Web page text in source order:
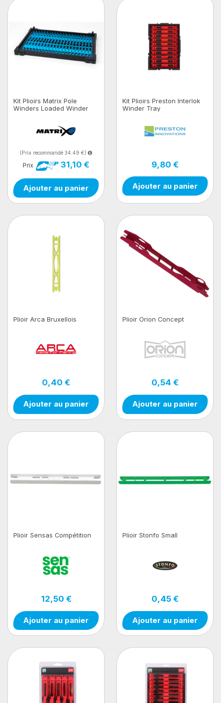
Kit Plioirs Matrix Pole
Winders Loaded Winder
(Prix recommandé 34.49 €)
Prix 31,10 €
Ajouter au panier
Kit Plioirs Preston Interlok
Winder Tray
9,80 €
Ajouter au panier
Plioir Arca Bruxellois
0,40 €
Ajouter au panier
Plioir Orion Concept
0,54 €
Ajouter au panier
Plioir Sensas Compétition
12,50 €
Ajouter au panier
Plioir Stonfo Small
0,45 €
Ajouter au panier